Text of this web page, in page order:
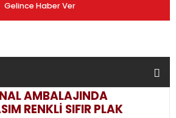
Gelince Haber Ver
AMBALAJINDA
RENKLİ SIFIR PLAK